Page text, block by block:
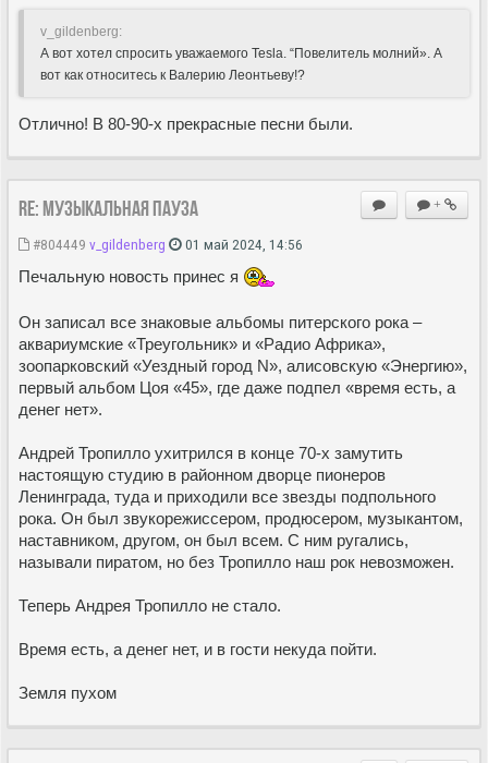
v_gildenberg:
А вот хотел спросить уважаемого Tesla. “Повелитель молний». А
вот как относитесь к Валерию Леонтьеву!?
Отлично! В 80-90-х прекрасные песни были.
+
Re: Музыкальная пауза
#804449 v_gildenberg 01 май 2024, 14:56
Печальную новость принес я
Он записал все знаковые альбомы питерского рока –
аквариумские «Треугольник» и «Радио Африка»,
зоопарковский «Уездный город N», алисовскую «Энергию»,
первый альбом Цоя «45», где даже подпел «время есть, а
денег нет».
Андрей Тропилло ухитрился в конце 70-х замутить
настоящую студию в районном дворце пионеров
Ленинграда, туда и приходили все звезды подпольного
рока. Он был звукорежиссером, продюсером, музыкантом,
наставником, другом, он был всем. С ним ругались,
называли пиратом, но без Тропилло наш рок невозможен.
Теперь Андрея Тропилло не стало.
Время есть, а денег нет, и в гости некуда пойти.
Земля пухом